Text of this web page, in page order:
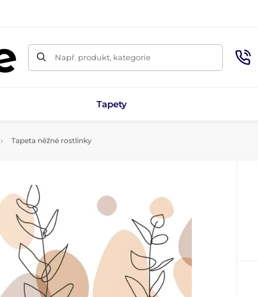
Např. produkt, kategorie
Tapety
Tapeta něžné rostlinky